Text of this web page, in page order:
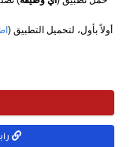
أولاً بأول، لتحميل التطبيق (